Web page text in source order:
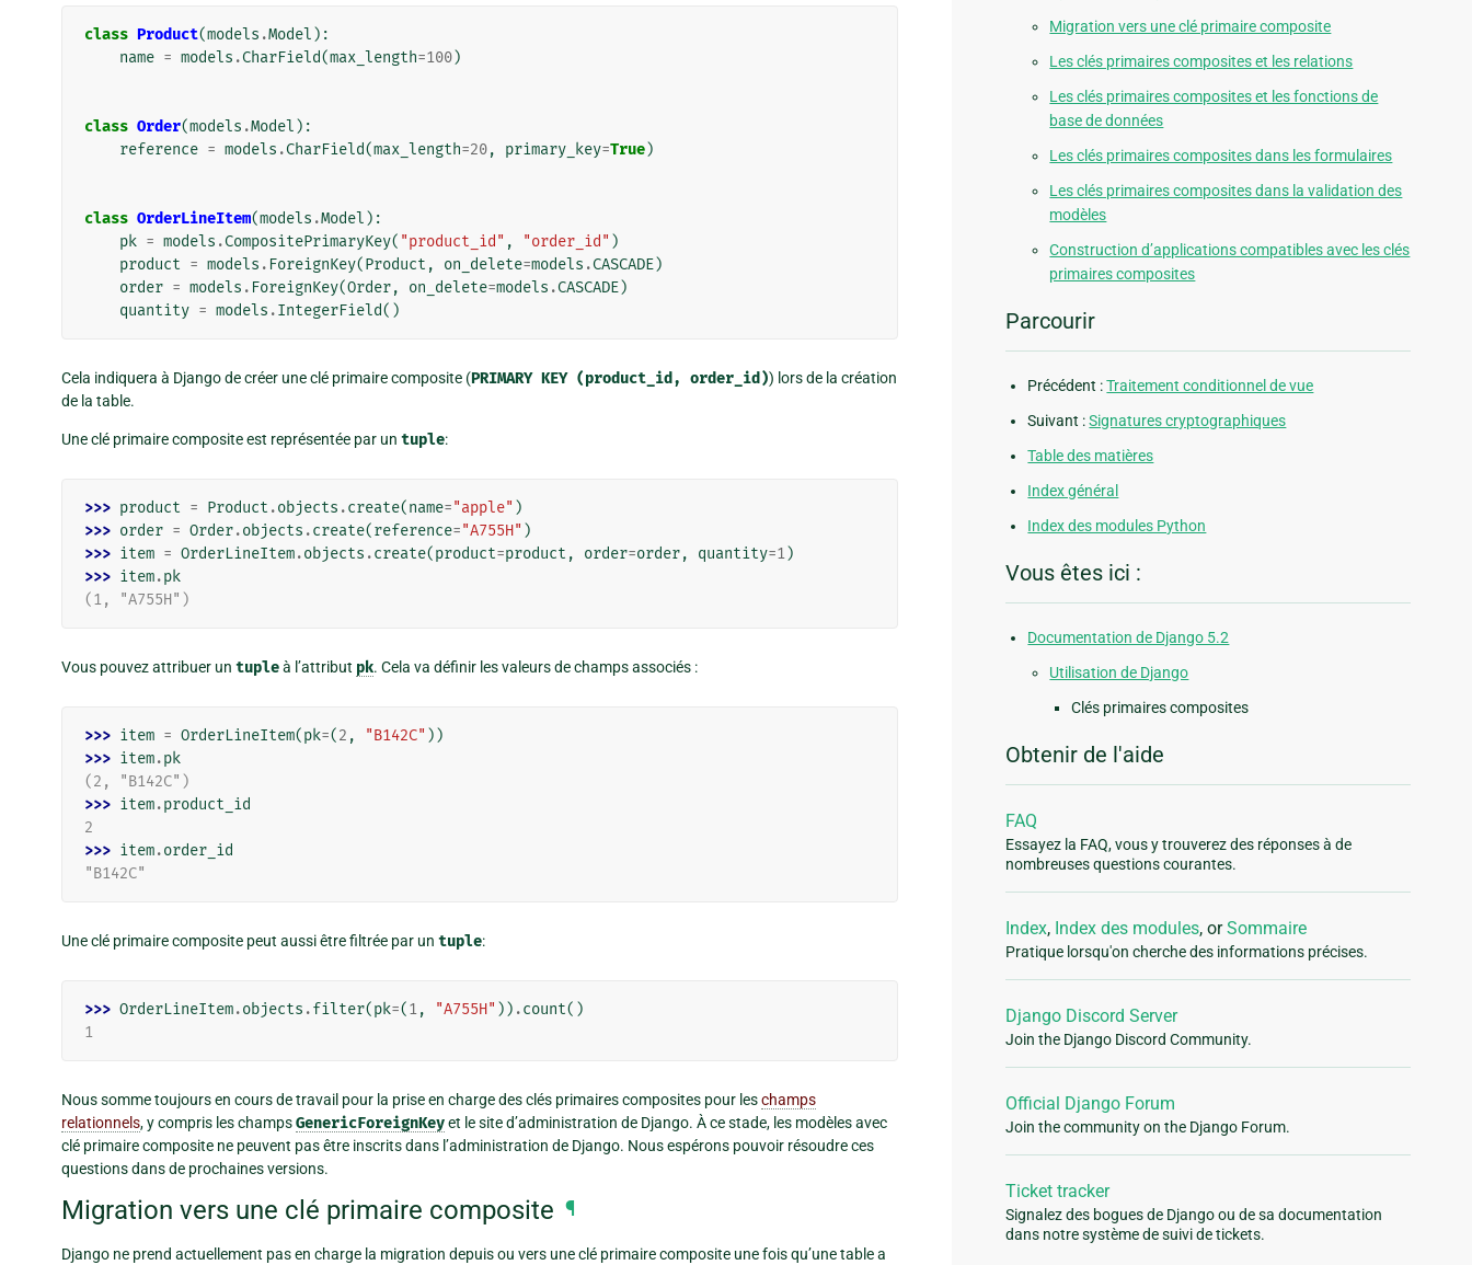
class Product(models .Model ):
name = models .CharField(max_length=100)
class Order(models .Model ):
reference = models .CharField(max_length=20, primary_key=True)
class OrderLineItem(models .Model ):
pk = models .CompositePrimaryKey( "product_id" , "order_id" )
product = models . ForeignKey(Product , on_delete=models .CASCADE)
order = models . ForeignKey(Order, on_delete=models .CASCADE)
quantity = models .IntegerField()
Cela indiquera à Django de créer une clé primaire composite (PRIMARY KEY (product_id, order_id)) lors de la création
de la table.
Une clé primaire composite est représentée par un tuple:
>>> product = Product .objects .create(name="apple" )
>>> order = Order.objects .create(reference="A755H" )
>>> item = OrderLineItem.objects .create(product=product , order=order, quantity=1)
>>> item.pk
(1, "A755H")
Vous pouvez attribuer un tupleà l’attribut pk. Cela va définir les valeurs de champs associés :
>>> item = OrderLineItem(pk=(2 , "B142C" ))
>>> item.pk
(2, "B142C")
>>> item.product_id
2
>>> item.order_id
"B142C"
Une clé primaire composite peut aussi être filtrée par un tuple:
>>> OrderLineItem.objects .filter(pk=(1, "A755H" )) .count()
1
Nous somme toujours en cours de travail pour la prise en charge des clés primaires composites pour leschamps
relationnels, y compris les champsGenericForeignKeyet le site d’administration de Django. À ce stade, les modèles avec
clé primaire composite ne peuvent pas être inscrits dans l’administration de Django. Nous espérons pouvoir résoudre ces
questions dans de prochaines versions.
Migration vers une clé primaire composite ¶
Django ne prend actuellement pas en charge la migration depuis ou vers une clé primaire composite une fois qu’une table a
Migration vers une clé primaire composite
Les clés primaires composites et les relations
Les clés primaires composites et les fonctions de
base de données
Les clés primaires composites dans les formulaires
Les clés primaires composites dans la validation des
modèles
Construction d’applications compatibles avec les clés
primaires composites
Parcourir
Précédent :Traitement conditionnel de vue
Suivant :Signatures cryptographiques
Table des matières
Index général
Index des modules Python
Vous êtes ici :
Documentation de Django 5.2
Utilisation de Django
Clés primaires composites
Obtenir de l'aide
FAQ
Essayez la FAQ, vous y trouverez des réponses à de
nombreuses questions courantes.
Index, Index des modules, orSommaire
Pratique lorsqu'on cherche des informations précises.
Django Discord Server
Join the Django Discord Community.
Official Django Forum
Join the community on the Django Forum.
Ticket tracker
Signalez des bogues de Django ou de sa documentation
dans notre système de suivi de tickets.